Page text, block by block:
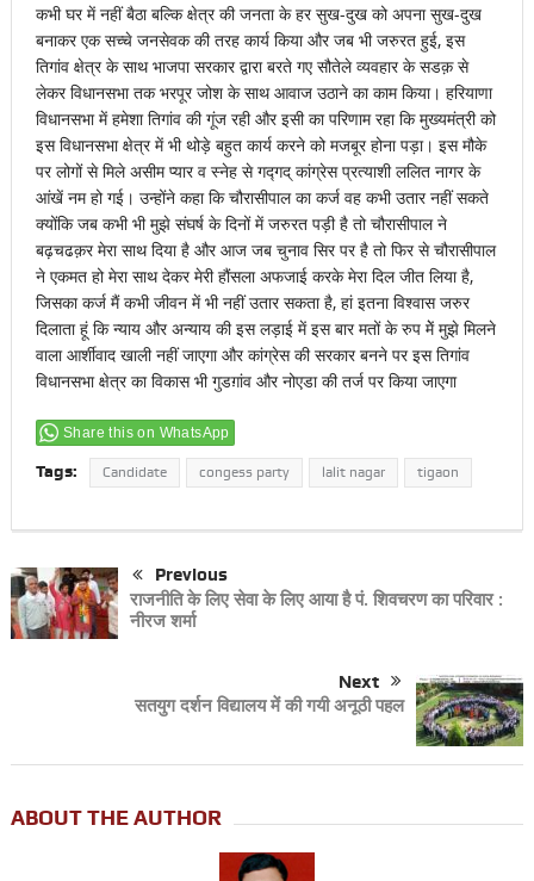
कभी घर में नहीं बैठा बल्कि क्षेत्र की जनता के हर सुख-दुख को अपना सुख-दुख
बनाकर एक सच्चे जनसेवक की तरह कार्य किया और जब भी जरुरत हुई, इस
तिगांव क्षेत्र के साथ भाजपा सरकार द्वारा बरते गए सौतेले व्यवहार के सडक़ से
लेकर विधानसभा तक भरपूर जोश के साथ आवाज उठाने का काम किया। हरियाणा
विधानसभा में हमेशा तिगांव की गूंज रही और इसी का परिणाम रहा कि मुख्यमंत्री को
इस विधानसभा क्षेत्र में भी थोड़े बहुत कार्य करने को मजबूर होना पड़ा। इस मौके
पर लोगों से मिले असीम प्यार व स्नेह से गद्गद् कांग्रेस प्रत्याशी ललित नागर के
आंखें नम हो गई। उन्होंने कहा कि चौरासीपाल का कर्ज वह कभी उतार नहीं सकते
क्योंकि जब कभी भी मुझे संघर्ष के दिनों में जरुरत पड़ी है तो चौरासीपाल ने
बढ़चढक़र मेरा साथ दिया है और आज जब चुनाव सिर पर है तो फिर से चौरासीपाल
ने एकमत हो मेरा साथ देकर मेरी हौंसला अफजाई करके मेरा दिल जीत लिया है,
जिसका कर्ज मैं कभी जीवन में भी नहीं उतार सकता है, हां इतना विश्वास जरुर
दिलाता हूं कि न्याय और अन्याय की इस लड़ाई में इस बार मतों के रुप मेें मुझे मिलने
वाला आर्शीवाद खाली नहीं जाएगा और कांग्रेस की सरकार बनने पर इस तिगांव
विधानसभा क्षेत्र का विकास भी गुडग़ांव और नोएडा की तर्ज पर किया जाएगा
Share this on WhatsApp
Tags: Candidate congess party lalit nagar tigaon
Previous
राजनीति के लिए सेवा के लिए आया है पं. शिवचरण का परिवार :
नीरज शर्मा
Next
सतयुग दर्शन विद्यालय में की गयी अनूठी पहल
ABOUT THE AUTHOR